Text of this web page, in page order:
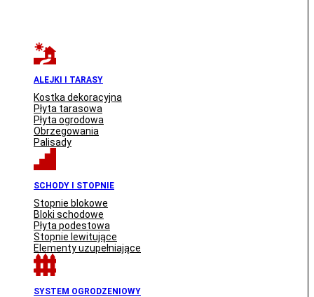
ALEJKI I TARASY
Kostka dekoracyjna
Płyta tarasowa
Płyta ogrodowa
Obrzegowania
Palisady
SCHODY I STOPNIE
Stopnie blokowe
Bloki schodowe
Płyta podestowa
Stopnie lewitujące
Elementy uzupełniające
SYSTEM OGRODZENIOWY